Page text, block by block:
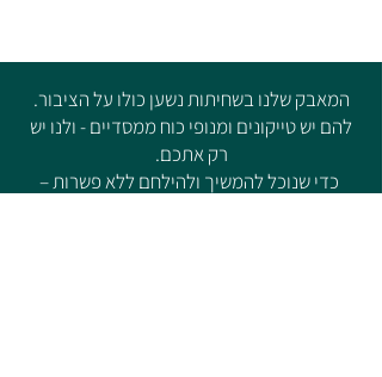
המאבק שלנו בשחיתות נשען כולו על הציבור.
להם יש טייקונים ומנופי כוח ממסדיים - ולנו יש
רק אתכם.
כדי שנוכל להמשיך ולהילחם ללא פשרות –